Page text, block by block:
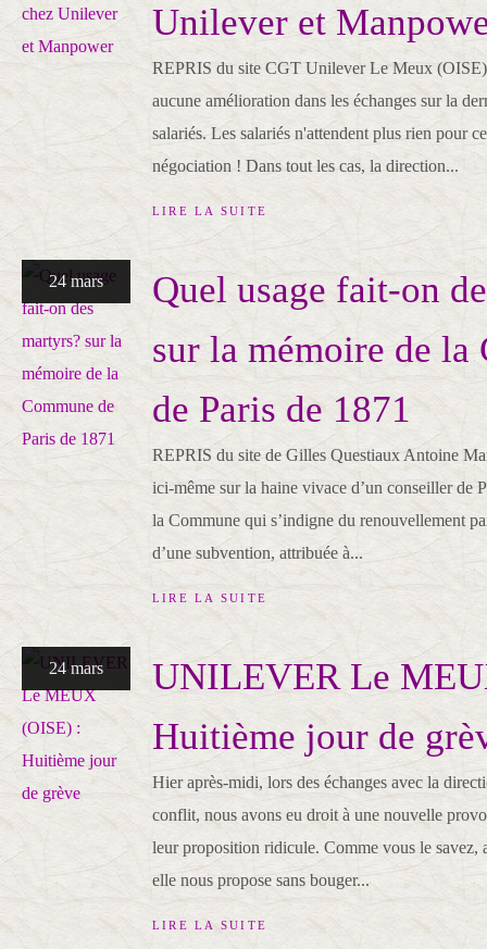
Unilever et
REPRIS du site CGT Unilever Le Meux
aucune amélioration dans les échanges sur la
salariés. Les salariés n'attendent plus rien pour
négociation ! Dans tout les cas, la direction...
LIRE LA SUITE
24 mars
Quel usage fait-on
sur la mémoire de la
de Paris de 1871
REPRIS du site de Gilles Questiaux Antoine
ici-même sur la haine vivace d’un conseiller de
la Commune qui s’indigne du renouvellement
d’une subvention, attribuée à...
LIRE LA SUITE
24 mars
UNILEVER Le
Huitième jour de
Hier après-midi, lors des échanges avec la
conflit, nous avons eu droit à une nouvelle
leur proposition ridicule. Comme vous le
elle nous propose sans bouger...
LIRE LA SUITE